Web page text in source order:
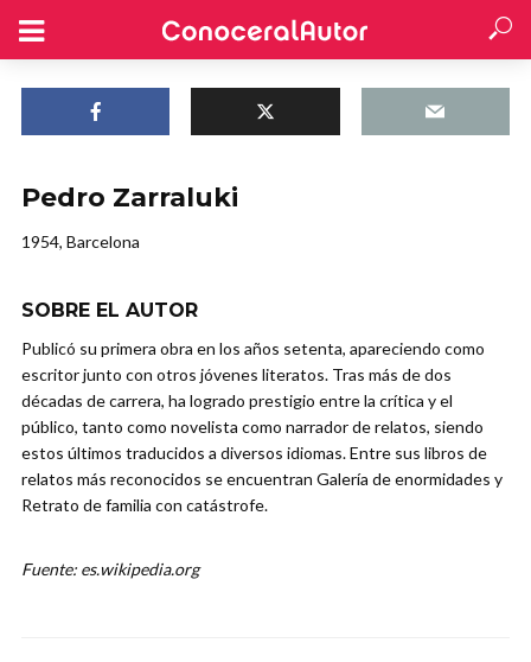
Pedro Zarraluki
1954, Barcelona
SOBRE EL AUTOR
Publicó su primera obra en los años setenta, apareciendo como
escritor junto con otros jóvenes literatos. Tras más de dos
décadas de carrera, ha logrado prestigio entre la crítica y el
público, tanto como novelista como narrador de relatos, siendo
estos últimos traducidos a diversos idiomas. Entre sus libros de
relatos más reconocidos se encuentran Galería de enormidades y
Retrato de familia con catástrofe.
Fuente: es.wikipedia.org